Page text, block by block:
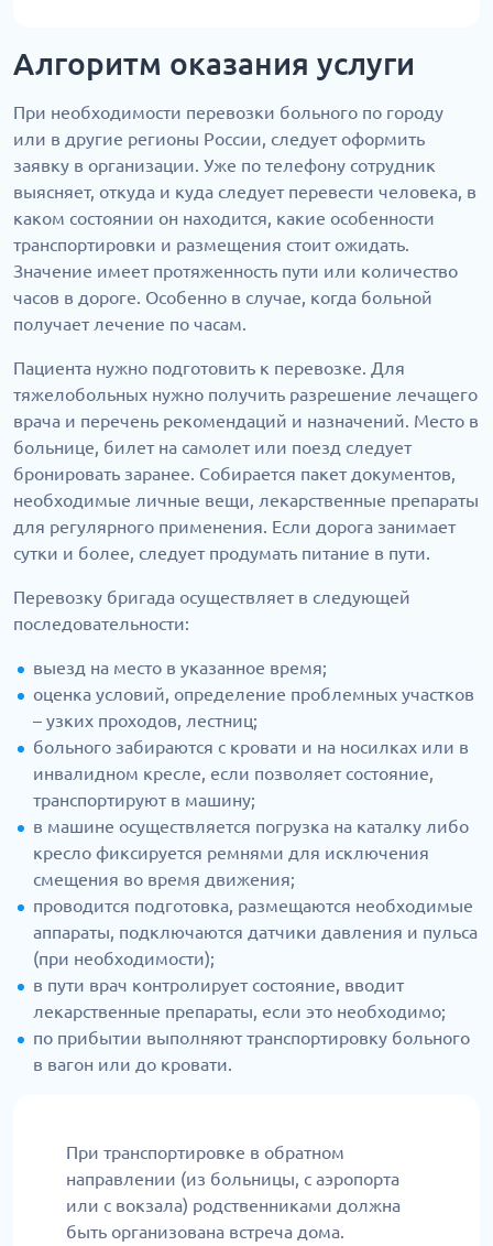
Алгоритм оказания услуги
При необходимости перевозки больного по городу
или в другие регионы России, следует оформить
заявку в организации. Уже по телефону сотрудник
выясняет, откуда и куда следует перевести человека, в
каком состоянии он находится, какие особенности
транспортировки и размещения стоит ожидать.
Значение имеет протяженность пути или количество
часов в дороге. Особенно в случае, когда больной
получает лечение по часам.
Пациента нужно подготовить к перевозке. Для
тяжелобольных нужно получить разрешение лечащего
врача и перечень рекомендаций и назначений. Место в
больнице, билет на самолет или поезд следует
бронировать заранее. Собирается пакет документов,
необходимые личные вещи, лекарственные препараты
для регулярного применения. Если дорога занимает
сутки и более, следует продумать питание в пути.
Перевозку бригада осуществляет в следующей
последовательности:
выезд на место в указанное время;
оценка условий, определение проблемных участков
– узких проходов, лестниц;
больного забираются с кровати и на носилках или в
инвалидном кресле, если позволяет состояние,
транспортируют в машину;
в машине осуществляется погрузка на каталку либо
кресло фиксируется ремнями для исключения
смещения во время движения;
проводится подготовка, размещаются необходимые
аппараты, подключаются датчики давления и пульса
(при необходимости);
в пути врач контролирует состояние, вводит
лекарственные препараты, если это необходимо;
по прибытии выполняют транспортировку больного
в вагон или до кровати.
При транспортировке в обратном
направлении (из больницы, с аэропорта
или с вокзала) родственниками должна
быть организована встреча дома.